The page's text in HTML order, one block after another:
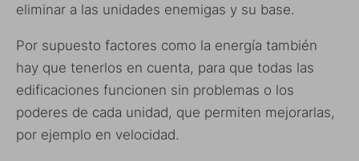
eliminar a las unidades enemigas y su base.
Por supuesto factores como la energía también
hay que tenerlos en cuenta, para que todas las
edificaciones funcionen sin problemas o los
poderes de cada unidad, que permiten mejorarlas,
por ejemplo en velocidad.